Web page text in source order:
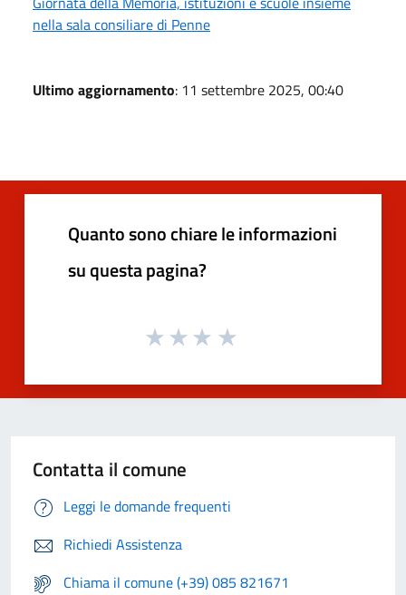
nella sala consiliare di Penne
Ultimo aggiornamento: 11 settembre 2025, 00:40
Quanto sono chiare le informazioni
su questa pagina?
Contatta il comune
Leggi le domande frequenti
Richiedi Assistenza
Chiama il comune (+39) 085 821671